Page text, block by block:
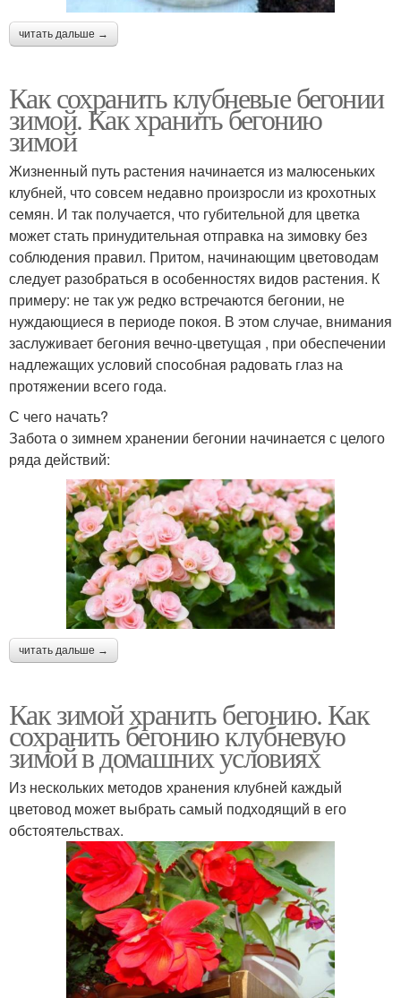
читать дальше →
Как сохранить клубневые бегонии
зимой. Как хранить бегонию
зимой
Жизненный путь растения начинается из малюсеньких
клубней, что совсем недавно произросли из крохотных
семян. И так получается, что губительной для цветка
может стать принудительная отправка на зимовку без
соблюдения правил. Притом, начинающим цветоводам
следует разобраться в особенностях видов растения. К
примеру: не так уж редко встречаются бегонии, не
нуждающиеся в периоде покоя. В этом случае, внимания
заслуживает бегония вечно-цветущая , при обеспечении
надлежащих условий способная радовать глаз на
протяжении всего года.
С чего начать?
Забота о зимнем хранении бегонии начинается с целого
ряда действий:
читать дальше →
Как зимой хранить бегонию. Как
сохранить бегонию клубневую
зимой в домашних условиях
Из нескольких методов хранения клубней каждый
цветовод может выбрать самый подходящий в его
обстоятельствах.